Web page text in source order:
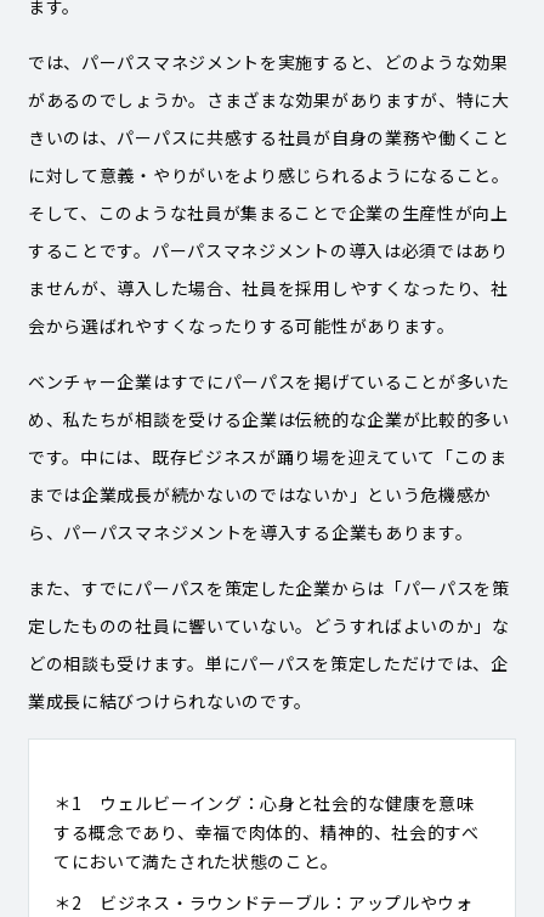
ます。
では、パーパスマネジメントを実施すると、どのような効果
があるのでしょうか。さまざまな効果がありますが、特に大
きいのは、パーパスに共感する社員が自身の業務や働くこと
に対して意義・やりがいをより感じられるようになること。
そして、このような社員が集まることで企業の生産性が向上
することです。パーパスマネジメントの導入は必須ではあり
ませんが、導入した場合、社員を採用しやすくなったり、社
会から選ばれやすくなったりする可能性があります。
ベンチャー企業はすでにパーパスを掲げていることが多いた
め、私たちが相談を受ける企業は伝統的な企業が比較的多い
です。中には、既存ビジネスが踊り場を迎えていて「このま
までは企業成長が続かないのではないか」という危機感か
ら、パーパスマネジメントを導入する企業もあります。
また、すでにパーパスを策定した企業からは「パーパスを策
定したものの社員に響いていない。どうすればよいのか」な
どの相談も受けます。単にパーパスを策定しただけでは、企
業成長に結びつけられないのです。
＊1 ウェルビーイング：心身と社会的な健康を意味
する概念であり、幸福で肉体的、精神的、社会的すべ
てにおいて満たされた状態のこと。
＊2 ビジネス・ラウンドテーブル：アップルやウォ